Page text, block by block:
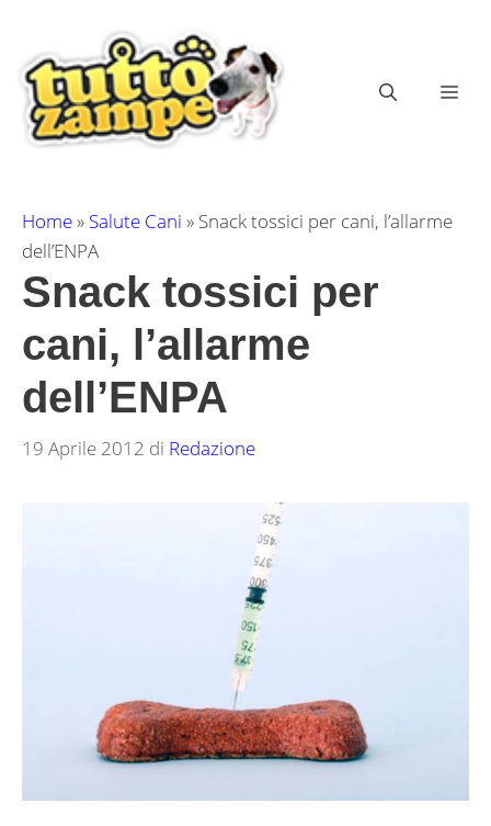
contenuto
Home» Salute Cani » Snack tossici per cani, l’allarme
dell’ENPA
Snack tossici per
cani, l’allarme
dell’ENPA
19 Aprile 2012 di Redazione